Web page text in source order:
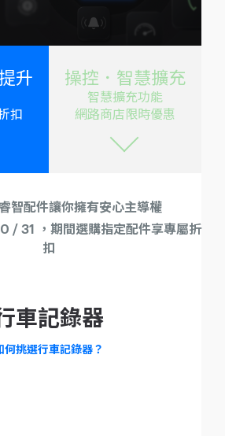
升
扣
操控．智慧擴充
智慧擴充功能
網路商店限時優惠
!
智配件讓你擁有安心主導權
/ 31 ，期間選購指定配件享專屬折
扣
車記錄器
何挑選行車記錄器？